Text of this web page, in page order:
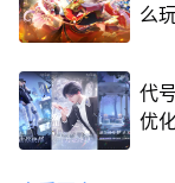
么
代
优